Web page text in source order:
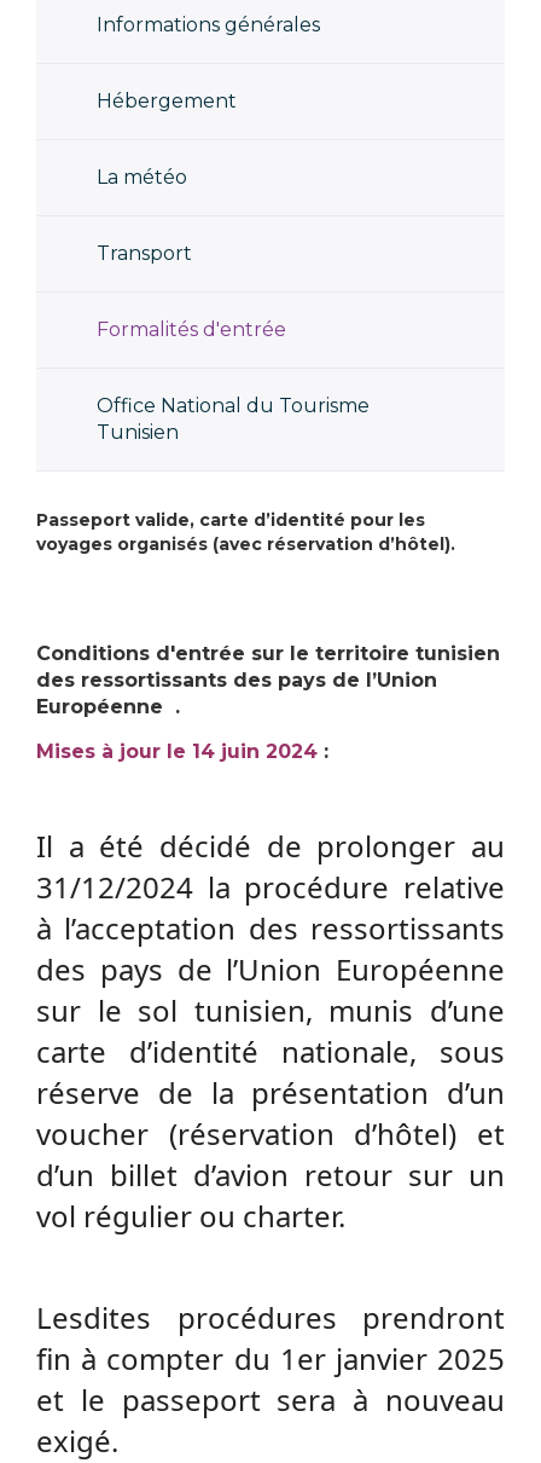
Informations générales
Hébergement
La météo
Transport
Formalités d'entrée
Office National du Tourisme
Tunisien
Passeport valide, carte d’identité pour les
voyages organisés (avec réservation d’hôtel).
Conditions d'entrée sur le territoire tunisien
des ressortissants des pays de l’Union
Européenne
.
Mises à jour le 14 juin 2024 :
Il a été décidé de prolonger au
31/12/2024 la procédure relative
à l’acceptation des ressortissants
des pays de l’Union Européenne
sur le sol tunisien, munis d’une
carte d’identité nationale, sous
réserve de la présentation d’un
voucher (réservation d’hôtel) et
d’un billet d’avion retour sur un
vol régulier ou charter.
Lesdites procédures prendront
fin à compter du 1er janvier 2025
et le passeport sera à nouveau
exigé.